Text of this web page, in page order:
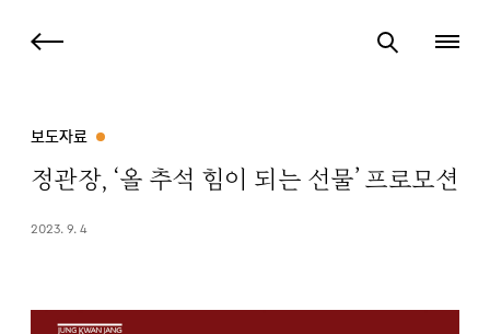
보도자료
정관장, ‘올 추석 힘이 되는 선물’ 프로모션
2023. 9. 4